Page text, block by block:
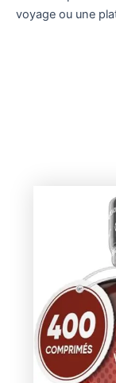
voyage ou une